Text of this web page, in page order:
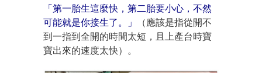
「第一胎生這麼快，第二胎要小心，不然
可能就是你接生了。」
（應該是指從開不
到一指到全開的時間太短，且上產台時寶
寶出來的速度太快）。